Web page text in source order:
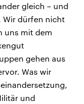
gleich – und
Wir dürfen nicht
uns mit dem
gehen aus
Was wir
und